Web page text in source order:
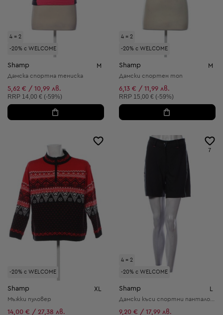
4 = 2
-20% с WELCOME
Shamp M
Дамска спортна тениска
5,62 € / 10,99 лв.
Препоръчителна цена:
RRP 14,00 € (-59%)
4 = 2
-20% с WELCOME
Shamp M
Дамски спортен топ
6,13 € / 11,99 лв.
Препоръчителна цена:
RRP 15,00 € (-59%)
-20% с WELCOME
Shamp XL
Мъжки пуловер
14,00 € / 27,38 лв.
4 = 2
-20% с WELCOME
7
Shamp
9,20 € / 17,99 лв.